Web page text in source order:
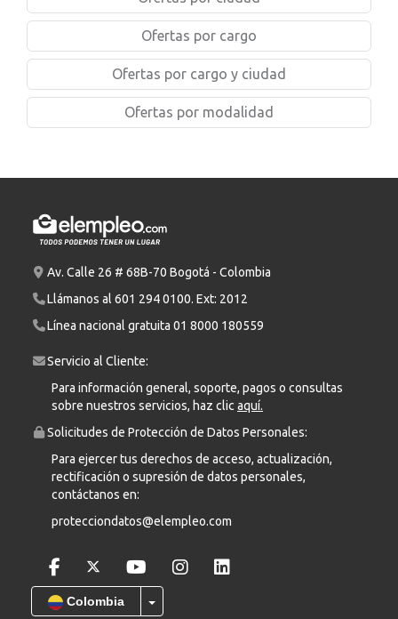
Ofertas por cargo
Ofertas por cargo y ciudad
Ofertas por modalidad
Av. Calle 26 # 68B-70 Bogotá - Colombia
Llámanos al 601 294 0100. Ext: 2012
Línea nacional gratuita 01 8000 180559
Servicio al Cliente:
Para información general, soporte, pagos o consultas
sobre nuestros servicios, haz clicaquí.
Solicitudes de Protección de Datos Personales:
Para ejercer tus derechos de acceso, actualización,
rectificación o supresión de datos personales,
contáctanos en:
protecciondatos@elempleo.com
Colombia